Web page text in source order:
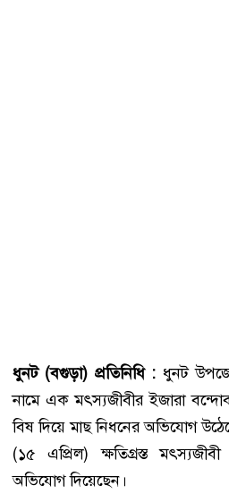
ধুনট (বগুড়া) প্রতিনিধি : ধুনট
নামে এক মৎস্যজীবীর ইজারা
বিষ দিয়ে মাছ নিধনের অভিযোগ
(১৫ এপ্রিল) ক্ষতিগ্রস্ত
অভিযোগ দিয়েছেন।